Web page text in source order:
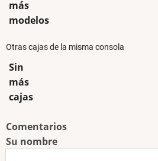
más
modelos
Otras cajas de la misma consola
Sin
más
cajas
Comentarios
Su nombre